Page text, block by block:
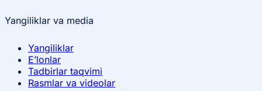
Yangiliklar va media
Yangiliklar
E’lonlar
Tadbirlar taqvimi
Rasmlar va videolar